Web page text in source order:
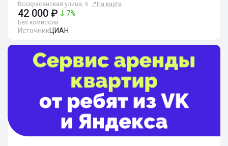
Воскресенская улица, 6 📍 На карте
42 000 ₽ 7%
Без комиссии
ИсточникЦИАН